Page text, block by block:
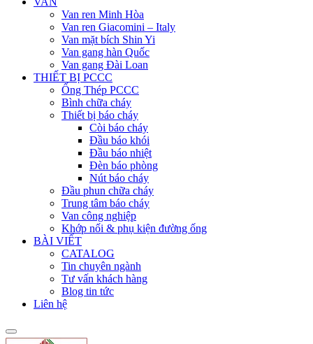
Van ren Minh Hòa
Van ren Giacomini – Italy
Van mặt bích Shin Yi
Van gang hàn Quốc
Van gang Đài Loan
THIẾT BỊ PCCC
Ống Thép PCCC
Bình chữa cháy
Thiết bị báo cháy
Còi báo cháy
Đầu báo khói
Đầu báo nhiệt
Đèn báo phòng
Nút báo cháy
Đầu phun chữa cháy
Trung tâm báo cháy
Van công nghiệp
Khớp nối & phụ kiện đường ống
BÀI VIẾT
CATALOG
Tin chuyên ngành
Tư vấn khách hàng
Blog tin tức
Liên hệ